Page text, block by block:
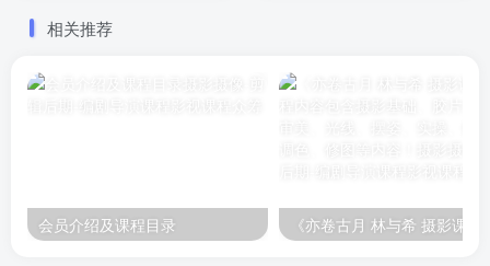
相关推荐
会员介绍及课程目录